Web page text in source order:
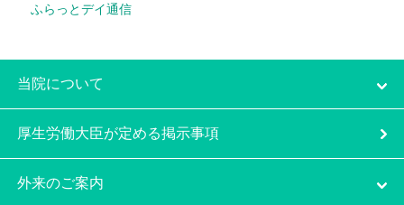
ふらっとデイ通信
当院について
厚生労働大臣が定める掲示事項
外来のご案内